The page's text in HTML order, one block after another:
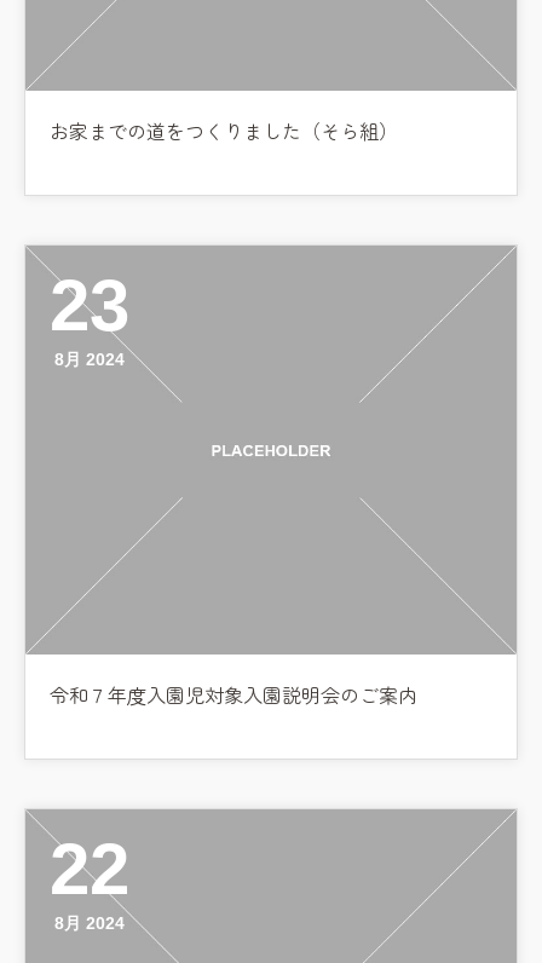
お家までの道をつくりました（そら組）
23
8月 2024
令和７年度入園児対象入園説明会のご案内
22
8月 2024